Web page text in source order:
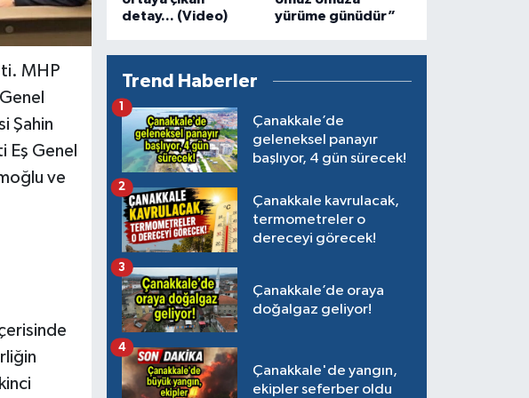
MHP
Şahin
Eş Genel
ve
detay... (Video)
yürüme günüdür”
Trend Haberler
Çanakkale’de
geleneksel panayır
başlıyor, 4 gün sürecek!
1
Çanakkale kavrulacak,
termometreler o
dereceyi görecek!
2
Çanakkale’de oraya
doğalgaz geliyor!
3
Çanakkale'de yangın,
ekipler seferber oldu
4